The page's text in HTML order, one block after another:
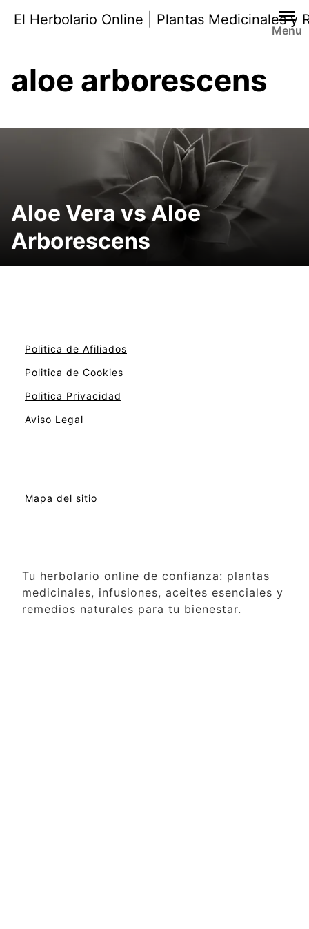
contenido
El Herbolario Online | Plantas Medicinales y
Menu
aloe arborescens
Aloe Vera vs Aloe
Arborescens
Politica de Afiliados
Politica de Cookies
Politica Privacidad
Aviso Legal
Mapa del sitio
Tu herbolario online de confianza: plantas
medicinales, infusiones, aceites esenciales y
remedios naturales para tu bienestar.